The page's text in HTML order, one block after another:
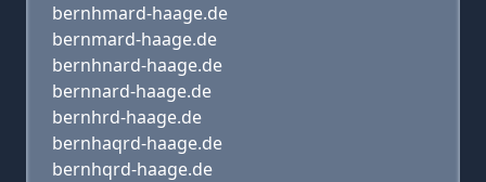
bernhmard-haage.de
bernmard-haage.de
bernhnard-haage.de
bernnard-haage.de
bernhrd-haage.de
bernhaqrd-haage.de
bernhqrd-haage.de